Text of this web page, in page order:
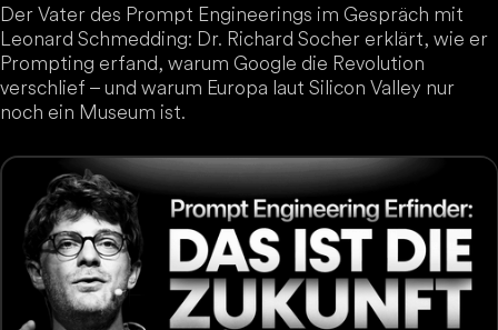
Der Vater des Prompt Engineerings im Gespräch mit
Leonard Schmedding: Dr. Richard Socher erklärt, wie er
Prompting erfand, warum Google die Revolution
verschlief – und warum Europa laut Silicon Valley nur
noch ein Museum ist.